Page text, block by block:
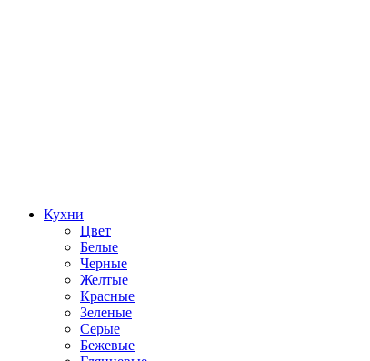
Кухни
Цвет
Белые
Черные
Желтые
Красные
Зеленые
Серые
Бежевые